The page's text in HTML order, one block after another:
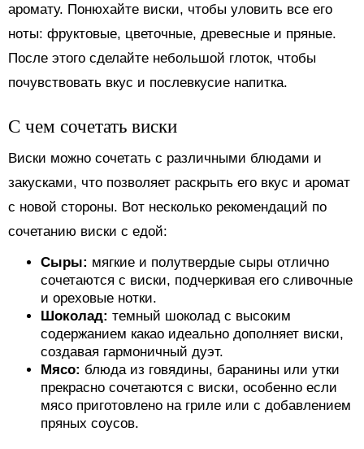
аромату. Понюхайте виски, чтобы уловить все его
ноты: фруктовые, цветочные, древесные и пряные.
После этого сделайте небольшой глоток, чтобы
почувствовать вкус и послевкусие напитка.
С чем сочетать виски
Виски можно сочетать с различными блюдами и
закусками, что позволяет раскрыть его вкус и аромат
с новой стороны. Вот несколько рекомендаций по
сочетанию виски с едой:
Сыры: мягкие и полутвердые сыры отлично
сочетаются с виски, подчеркивая его сливочные
и ореховые нотки.
Шоколад: темный шоколад с высоким
содержанием какао идеально дополняет виски,
создавая гармоничный дуэт.
Мясо: блюда из говядины, баранины или утки
прекрасно сочетаются с виски, особенно если
мясо приготовлено на гриле или с добавлением
пряных соусов.